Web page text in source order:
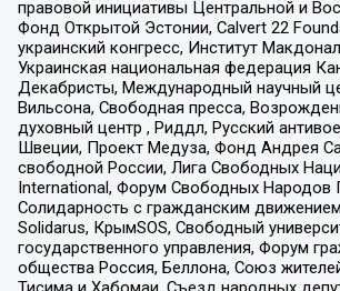
правовой инициативы Центральной и
Фонд Открытой Эстонии, Calvert 22
украинский конгресс, Институт
Украинская национальная федерация
Декабристы, Международный научный
Вильсона, Свободная пресса,
духовный центр , Риддл, Русский
Швеции, Проект Медуза, Фонд Андрея
свободной России, Лига Свободных
International, Форум Свободных Народов
Солидарность с гражданским
Solidarus, КрымSOS, Свободный
государственного управления, Форум
общества Россия, Беллона, Союз